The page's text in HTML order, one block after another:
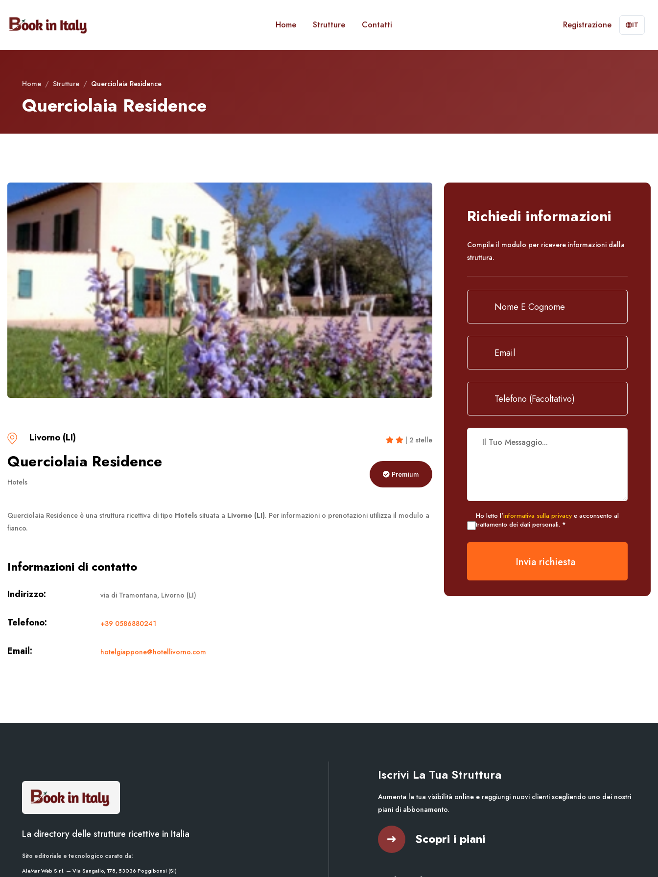
Home Strutture Contatti Registrazione IT
Home / Strutture / Querciolaia Residence
Querciolaia Residence
Livorno (LI)
Querciolaia Residence
Hotels
| 2 stelle
Premium
Querciolaia Residence è una struttura ricettiva di tipo Hotels situata a Livorno (LI). Per informazioni o prenotazioni utilizza il modulo a
fianco.
Informazioni di contatto
Indirizzo: via di Tramontana, Livorno (LI)
Telefono: +39 0586880241
Email: hotelgiappone@hotellivorno.com
Richiedi informazioni
Compila il modulo per ricevere informazioni dalla
struttura.
Ho letto l'informativa sulla privacy e acconsento al
trattamento dei dati personali. *
Invia richiesta
La directory delle strutture ricettive in Italia
Sito editoriale e tecnologico curato da:
AleMar Web S.r.l. — Via Sangallo, 178, 53036 Poggibonsi (SI)
Iscrivi La Tua Struttura
Aumenta la tua visibilità online e raggiungi nuovi clienti scegliendo uno dei nostri
piani di abbonamento.
Scopri i piani